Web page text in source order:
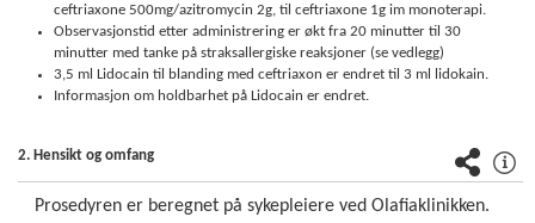
Akuttklinikken
(AKU)
ungdomsklinikken
ceftriaxone 500mg/azitromycin 2g, til ceftriaxone 1g im monoterapi.
Observasjonstid etter administrering er økt fra 20 minutter til 30
minutter med tanke på straksallergiske reaksjoner (se vedlegg)
3,5 ml Lidocain til blanding med ceftriaxon er endret til 3 ml lidokain.
Informasjon om holdbarhet på Lidocain er endret.
2. Hensikt og omfang
Prosedyren er beregnet på sykepleiere ved Olafiaklinikken.